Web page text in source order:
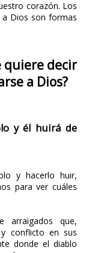
corazón. Los
a Dios son formas
quiere decir
a Dios?
y él huirá de
y hacerlo huir,
para ver cuáles
arraigados que,
conflicto en sus
donde el diablo